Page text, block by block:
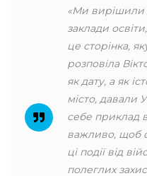
«Ми вирішили
заклади
це сторінка,
розповіла
як дату, а як
місто, давали
себе приклад
важливо, щоб
ці події від
полеглих